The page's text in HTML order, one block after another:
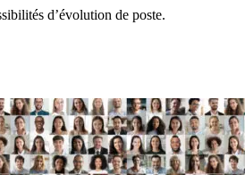
d’évolution de poste.